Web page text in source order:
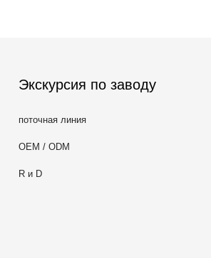
Экскурсия по заводу
поточная линия
OEM / ODM
R и D